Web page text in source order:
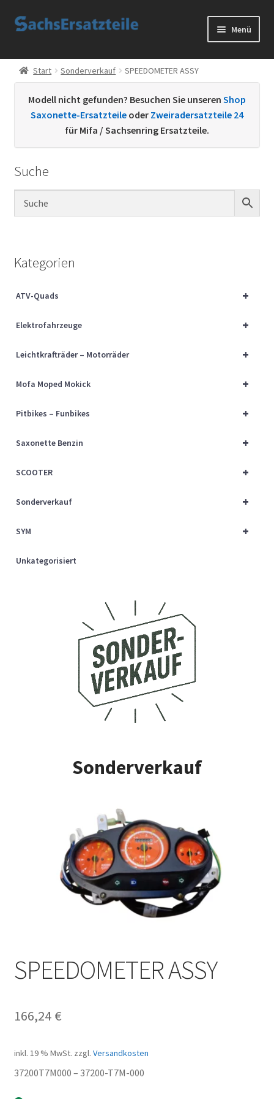
Zur
Zum
Menü
Start
Kontakt
Widerrufsbelehrung
Cart
Checkout
My account
Start Sonderverkauf SPEEDOMETER ASSY
Modell nicht gefunden? Besuchen Sie unseren Shop
Saxonette-Ersatzteile oder Zweiradersatzteile 24
für Mifa / Sachsenring Ersatzteile.
Suche
Kategorien
+
ATV-Quads
+
Elektrofahrzeuge
+
Leichtkrafträder – Motorräder
+
Mofa Moped Mokick
+
Pitbikes – Funbikes
+
Saxonette Benzin
+
SCOOTER
+
Sonderverkauf
+
SYM
Unkategorisiert
Sonderverkauf
SPEEDOMETER ASSY
166,24 €
inkl. 19 % MwSt. zzgl. Versandkosten
37200T7M000 – 37200-T7M-000